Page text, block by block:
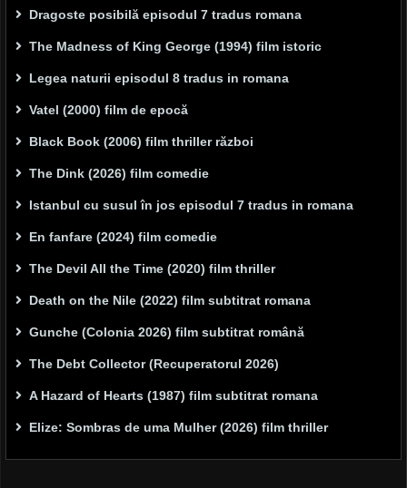
Dragoste posibilă episodul 7 tradus romana
The Madness of King George (1994) film istoric
Legea naturii episodul 8 tradus in romana
Vatel (2000) film de epocă
Black Book (2006) film thriller război
The Dink (2026) film comedie
Istanbul cu susul în jos episodul 7 tradus in romana
En fanfare (2024) film comedie
The Devil All the Time (2020) film thriller
Death on the Nile (2022) film subtitrat romana
Gunche (Colonia 2026) film subtitrat română
The Debt Collector (Recuperatorul 2026)
A Hazard of Hearts (1987) film subtitrat romana
Elize: Sombras de uma Mulher (2026) film thriller